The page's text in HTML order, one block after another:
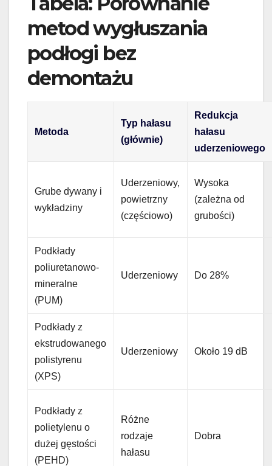
metod wygłuszania
podłogi bez
demontażu
Metoda
Typ hałasu
(głównie)
Redukcja
hałasu
uderzeniowego
Grube dywany i
wykładziny
Uderzeniowy,
powietrzny
(częściowo)
Wysoka
(zależna od
grubości)
Podkłady
poliuretanowo-
mineralne
(PUM)
Uderzeniowy Do 28%
Podkłady z
ekstrudowanego
polistyrenu
(XPS)
Uderzeniowy Około 19 dB
Podkłady z
polietylenu o
dużej gęstości
(PEHD)
Różne
rodzaje
hałasu
Dobra